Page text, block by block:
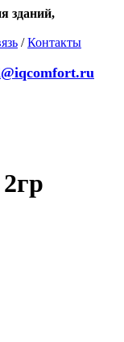
зданий,
/Контакты